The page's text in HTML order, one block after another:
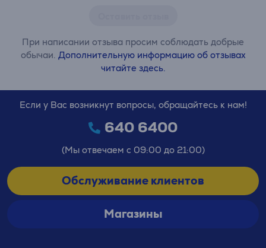
При написании отзыва просим соблюдать добрые
обычаи. Дополнительную информацию об отзывах
читайте здесь.
Если у Вас возникнут вопросы, обращайтесь к нам!
640 6400
(Мы отвечаем с 09:00 до 21:00)
Обслуживание клиентов
Магазины